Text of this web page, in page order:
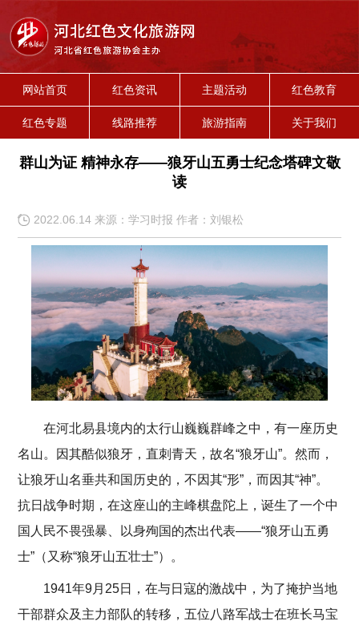
网站首页 红色资讯 主题活动 红色教育
红色专题 线路推荐 旅游指南 关于我们
群山为证 精神永存——狼牙山五勇士纪念塔碑文敬
读
2022.06.14 来源：学习时报 作者：刘银松
在河北易县境内的太行山巍巍群峰之中，有一座历史
名山。因其酷似狼牙，直刺青天，故名“狼牙山”。然而，
让狼牙山名垂共和国历史的，不因其“形”，而因其“神”。
抗日战争时期，在这座山的主峰棋盘陀上，诞生了一个中
国人民不畏强暴、以身殉国的杰出代表——“狼牙山五勇
士”（又称“狼牙山五壮士”）。
1941年9月25日，在与日寇的激战中，为了掩护当地
干部群众及主力部队的转移，五位八路军战士在班长马宝